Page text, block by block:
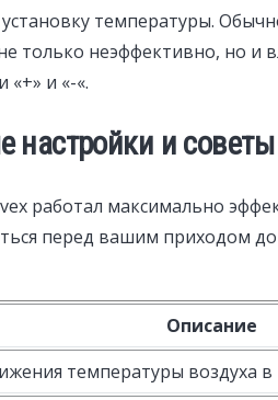
температуры.
только неэффективно, но и
«+» и «-«.
настройки и
работал максимально
перед вашим приходом
Описание
температуры воздуха